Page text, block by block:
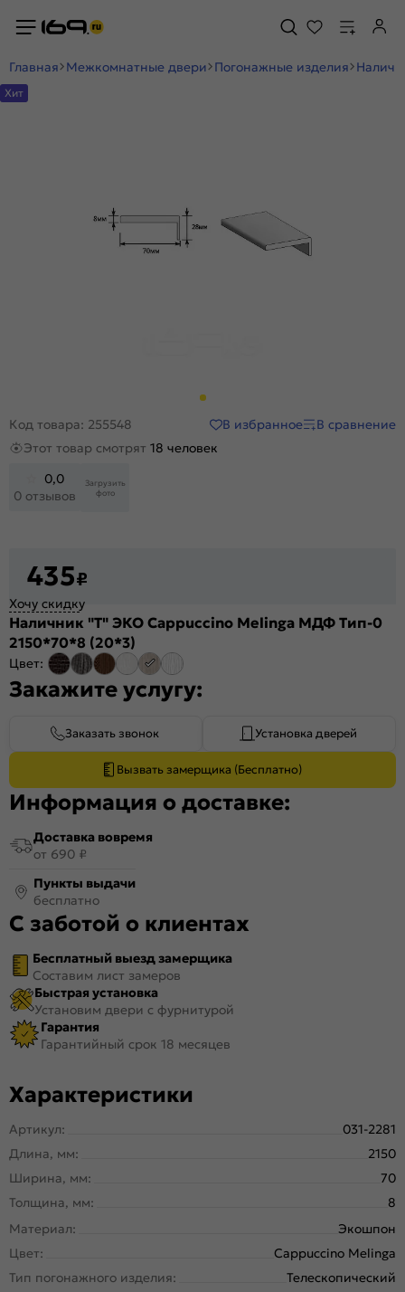
Главная Межкомнатные двери Погонажные изделия
Хит
Код товара: 255548 В избранное
В сравнение
Этот товар смотрят 18 человек
0,0
0 отзывов
Загрузить
фото
435₽
Хочу скидку
Наличник "Т" ЭКО Cappuccino Melinga МДФ Тип-0
2150*70*8 (20*3)
Цвет:
Закажите услугу:
Заказать звонок Установка дверей
Вызвать замерщика (Бесплатно)
Информация о доставке:
Доставка вовремя
от 690 ₽
Пункты выдачи
бесплатно
С заботой о клиентах
Бесплатный выезд замерщика
Составим лист замеров
Быстрая установка
Установим двери с фурнитурой
Гарантия
Гарантийный срок 18 месяцев
Характеристики
Артикул:
031-2281
Длина, мм:
2150
Ширина, мм:
70
Толщина, мм:
8
Материал:
Экошпон
Цвет:
Cappuccino Melinga
Тип погонажного изделия:
Телескопический